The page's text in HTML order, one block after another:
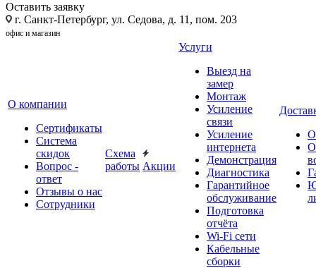
Оставить заявку
г. Санкт-Петербург, ул. Седова, д. 11, пом. 203
офис и магазин
О компании
Сертификаты
Система
скидок
Вопрос -
ответ
Отзывы о нас
Сотрудники
Схема
работы Акции
Услуги
Выезд на
замер
Монтаж
Усиление
связи
Усиление
интернета
Демонстрация
Диагностика
Гарантийное
обслуживание
Подготовка
отчёта
Wi-Fi сети
Кабельные
сборки